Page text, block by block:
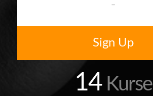
–
Sign Up
14Kurse